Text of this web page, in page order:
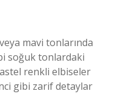
mavi tonlarında
soğuk tonlardaki
renkli elbiseler
gibi zarif detaylar